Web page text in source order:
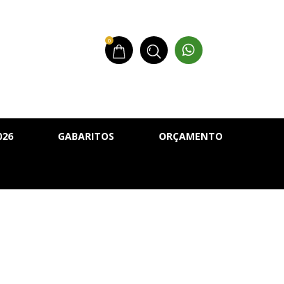
0
GABARITOS ORÇAMENTO